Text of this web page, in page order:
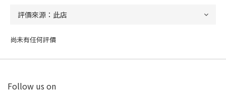
尚未有任何評價
Follow us on